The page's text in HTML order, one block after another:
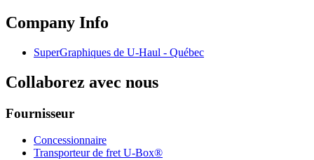
Company Info
SuperGraphiques de U-Haul - Québec
Collaborez avec nous
Fournisseur
Concessionnaire
Transporteur de fret U-Box®